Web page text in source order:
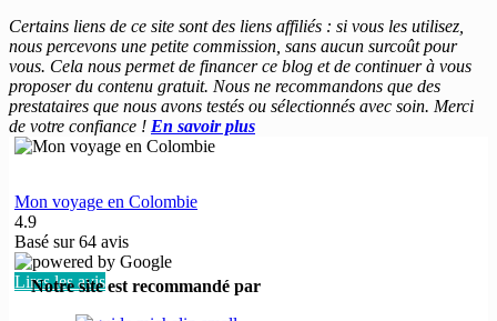
Certains liens de ce site sont des liens affiliés : si vous les utilisez,
nous percevons une petite commission, sans aucun surcoût pour
vous. Cela nous permet de financer ce blog et de continuer à vous
proposer du contenu gratuit. Nous ne recommandons que des
prestataires que nous avons testés ou sélectionnés avec soin. Merci
de votre confiance ! En savoir plus
Mon voyage en Colombie
4.9
Basé sur64 avis
Lires les avis
Notre site est recommandé par